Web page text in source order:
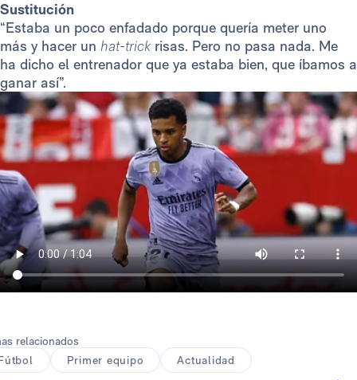
Sustitución
“Estaba un poco enfadado porque quería meter uno
más y hacer un hat-trick risas. Pero no pasa nada. Me
ha dicho el entrenador que ya estaba bien, que íbamos a
ganar así”.
relacionados
Primer equipo Actualidad